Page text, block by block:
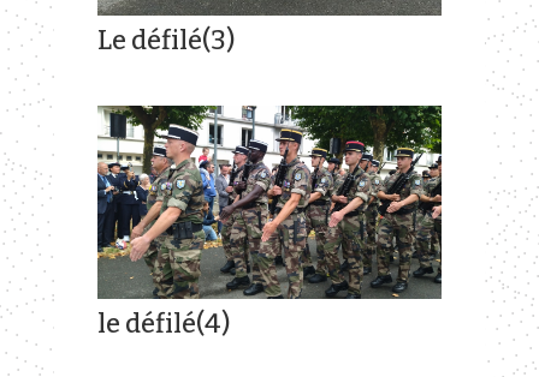
Le défilé(3)
le défilé(4)